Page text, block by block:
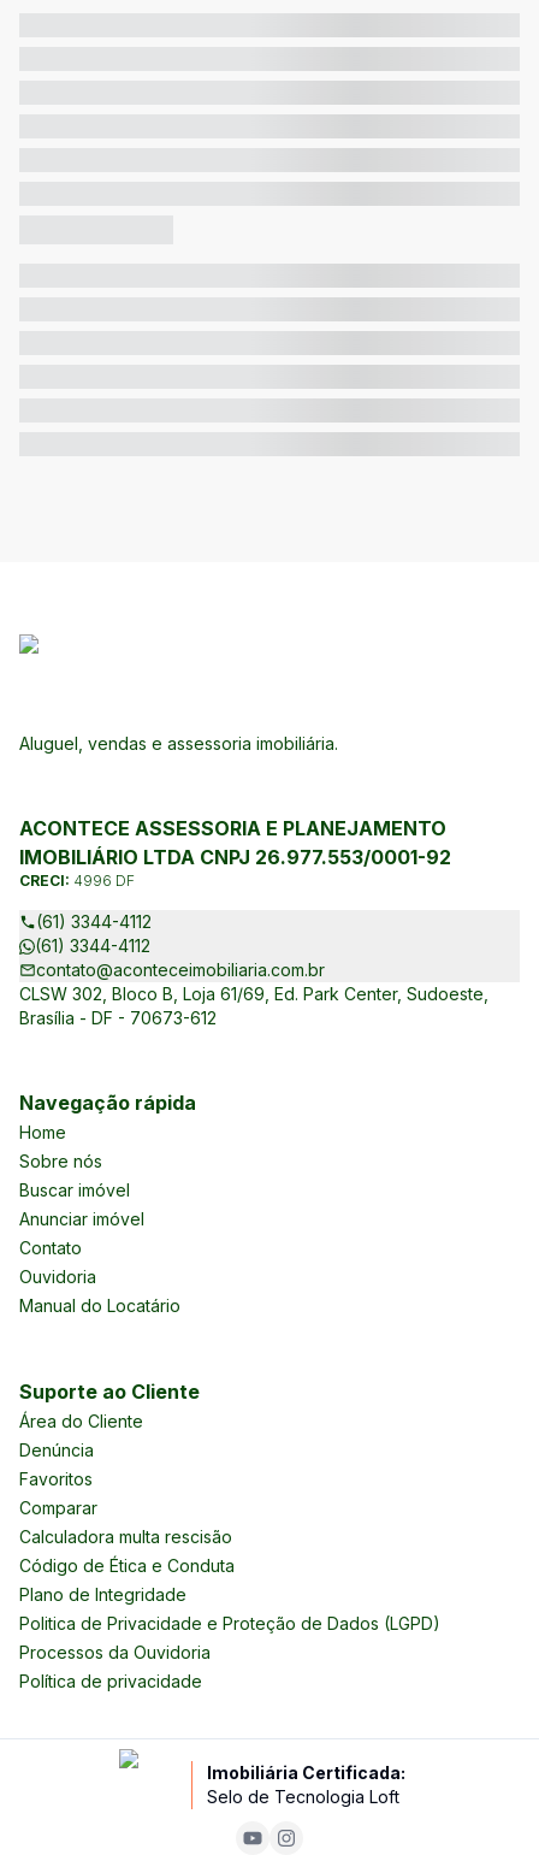
Aluguel, vendas e assessoria imobiliária.
ACONTECE ASSESSORIA E PLANEJAMENTO
IMOBILIÁRIO LTDA CNPJ 26.977.553/0001-92
CRECI: 4996 DF
(61) 3344-4112
(61) 3344-4112
contato@aconteceimobiliaria.com.br
CLSW 302, Bloco B, Loja 61/69, Ed. Park Center, Sudoeste,
Brasília - DF - 70673-612
Navegação rápida
Home
Sobre nós
Buscar imóvel
Anunciar imóvel
Contato
Ouvidoria
Manual do Locatário
Suporte ao Cliente
Área do Cliente
Denúncia
Favoritos
Comparar
Calculadora multa rescisão
Código de Ética e Conduta
Plano de Integridade
Politica de Privacidade e Proteção de Dados (LGPD)
Processos da Ouvidoria
Política de privacidade
Imobiliária Certificada:
Selo de Tecnologia Loft